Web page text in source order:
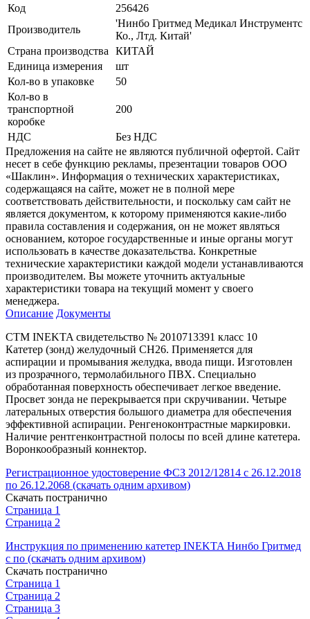
Код
256426
Производитель
'Нинбо Гритмед Медикал Инструментс
Ко., Лтд. Китай'
Страна производства
КИТАЙ
Единица измерения
шт
Кол-во в упаковке
50
Кол-во в
транспортной
коробке
200
НДС
Без НДС
Предложения на сайте не являются публичной офертой. Сайт
несет в себе функцию рекламы, презентации товаров ООО
«Шаклин». Информация о технических характеристиках,
содержащаяся на сайте, может не в полной мере
соответствовать действительности, и поскольку сам сайт не
является документом, к которому применяются какие-либо
правила составления и содержания, он не может являться
основанием, которое государственные и иные органы могут
использовать в качестве доказательства. Конкретные
технические характеристики каждой модели устанавливаются
производителем. Вы можете уточнить актуальные
характеристики товара на текущий момент у своего
менеджера.
Описание Документы
СТМ INEKTA свидетельство № 2010713391 класс 10
Катетер (зонд) желудочный СН26. Применяется для
аспирации и промывания желудка, ввода пищи. Изготовлен
из прозрачного, термолабильного ПВХ. Специально
обработанная поверхность обеспечивает легкое введение.
Просвет зонда не перекрывается при скручивании. Четыре
латеральных отверстия большого диаметра для обеспечения
эффективной аспирации. Ренгеноконтрастные маркировки.
Наличие рентгенконтрастной полосы по всей длине катетера.
Воронкообразный коннектор.
Регистрационное удостоверение ФСЗ 2012/12814 с 26.12.2018
по 26.12.2068 (скачать одним архивом)
Скачать постранично
Страница 1
Страница 2
Инструкция по применению катетер INEKTA Нинбо Гритмед
с по (скачать одним архивом)
Скачать постранично
Страница 1
Страница 2
Страница 3